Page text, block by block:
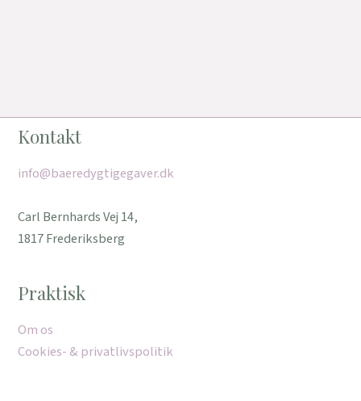
Kontakt
info@baeredygtigegaver.dk
Carl Bernhards Vej 14,
1817 Frederiksberg
Praktisk
Om os
Cookies- & privatlivspolitik